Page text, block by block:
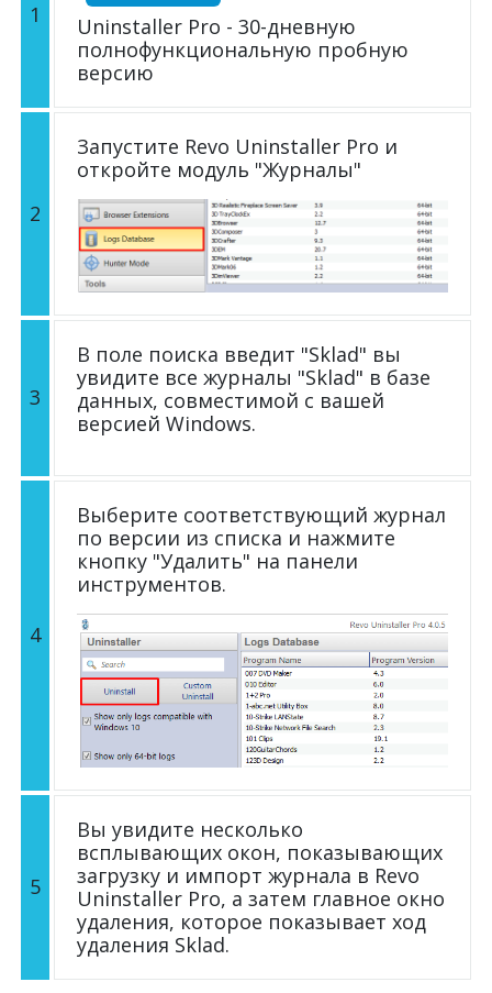
1
Uninstaller Pro - 30-дневную
полнофункциональную пробную
версию
2
Запустите Revo Uninstaller Pro и
откройте модуль "Журналы"
3
В поле поиска введит "Sklad" вы
увидите все журналы "Sklad" в базе
данных, совместимой с вашей
версией Windows.
4
Выберите соответствующий журнал
по версии из списка и нажмите
кнопку "Удалить" на панели
инструментов.
5
Вы увидите несколько
всплывающих окон, показывающих
загрузку и импорт журнала в Revo
Uninstaller Pro, а затем главное окно
удаления, которое показывает ход
удаления Sklad.